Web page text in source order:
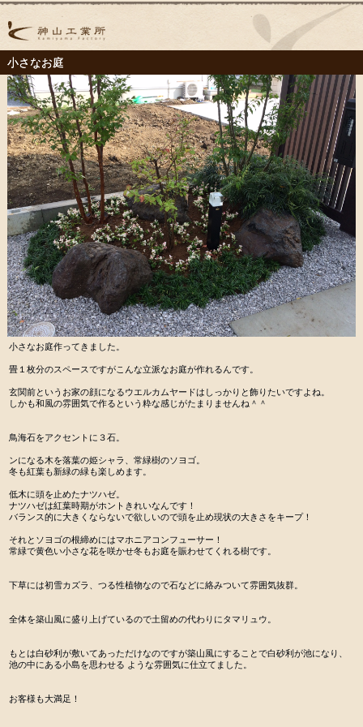
小さなお庭
小さなお庭作ってきました。
畳１枚分のスペースですがこんな立派なお庭が作れるんです。
玄関前というお家の顔になるウエルカムヤードはしっかりと飾りたいですよね。
しかも和風の雰囲気で作るという粋な感じがたまりませんね＾＾
鳥海石をアクセントに３石。
ンになる木を落葉の姫シャラ、常緑樹のソヨゴ。
冬も紅葉も新緑の緑も楽しめます。
低木に頭を止めたナツハゼ。
ナツハゼは紅葉時期がホントきれいなんです！
バランス的に大きくならないで欲しいので頭を止め現状の大きさをキープ！
それとソヨゴの根締めにはマホニアコンフューサー！
常緑で黄色い小さな花を咲かせ冬もお庭を賑わせてくれる樹です。
下草には初雪カズラ、つる性植物なので石などに絡みついて雰囲気抜群。
全体を築山風に盛り上げているので土留めの代わりにタマリュウ。
もとは白砂利が敷いてあっただけなのですが築山風にすることで白砂利が池になり、
池の中にある小島を思わせる ような雰囲気に仕立てました。
お客様も大満足！